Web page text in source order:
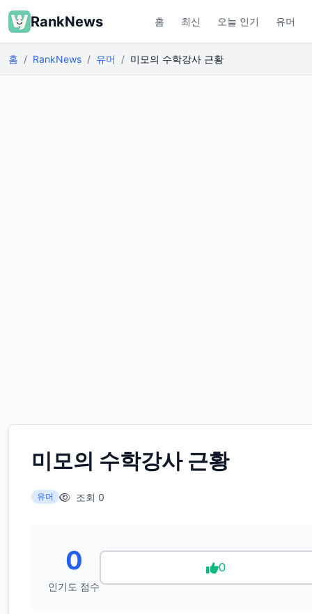
RankNews 홈 최신 오늘 인기 유머
홈 RankNews 유머 미모의 수학강사 근황
미모의 수학강사 근황
유머 조회 0
0
인기도 점수
0